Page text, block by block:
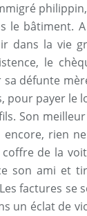
le bâtiment.
dans la vie
le
sa défunte
pour payer le
Son
encore, rien
coffre de la
son ami et
factures se
un éclat de